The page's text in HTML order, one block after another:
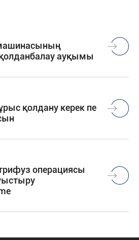
ауқымы
қолдану керек пе
операциясы